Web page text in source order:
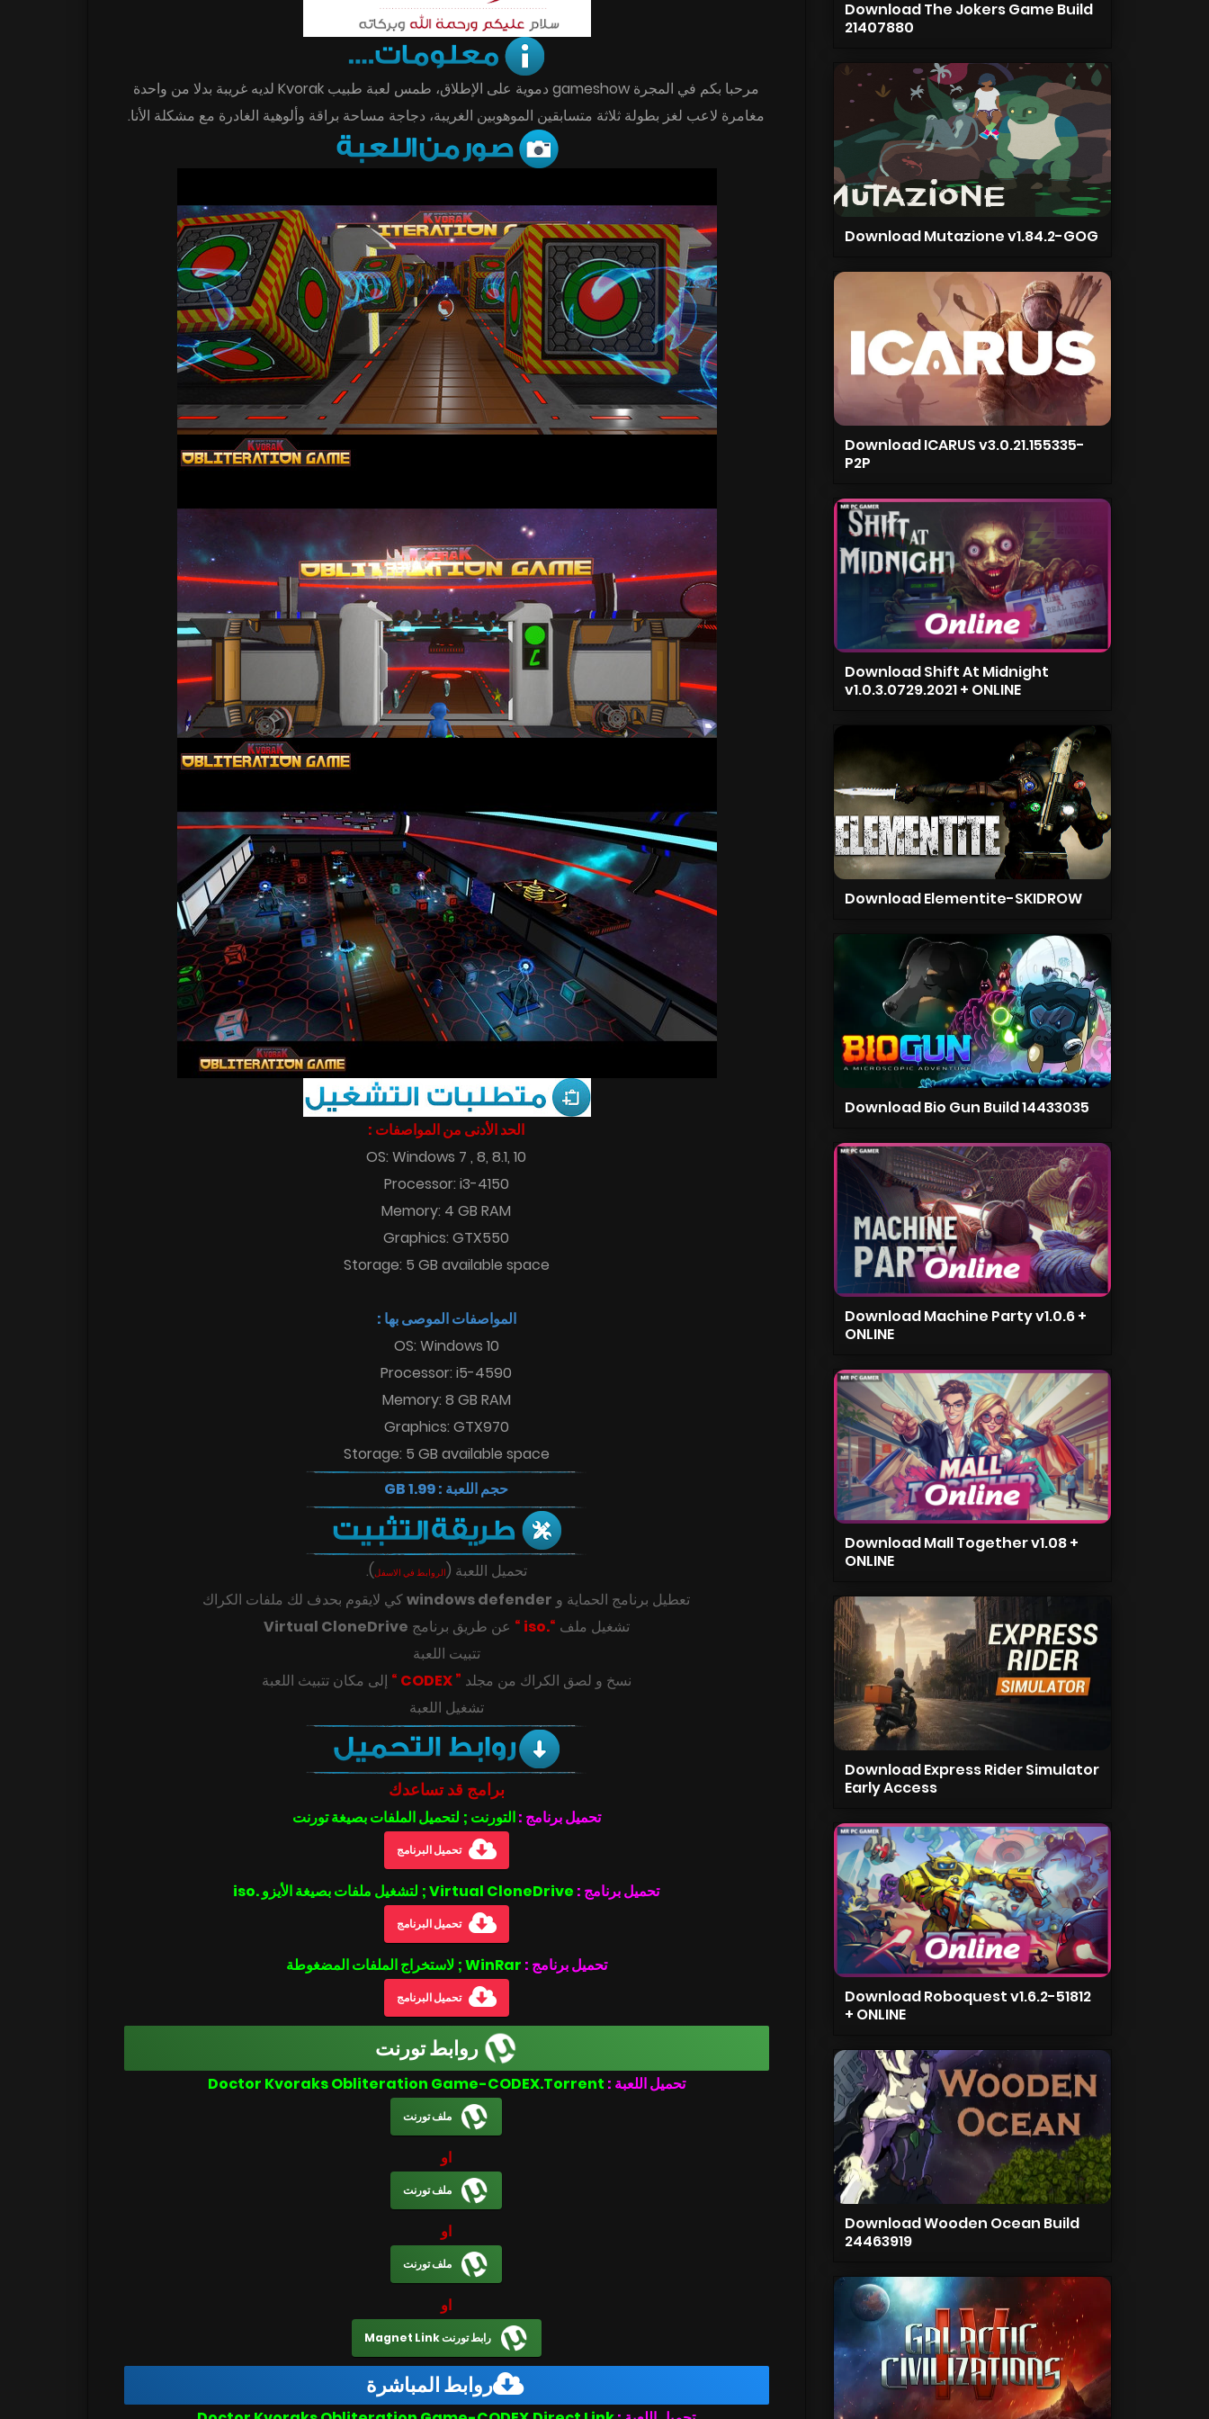
مرحبا بكم في المجرة gameshow دموية على الإطلاق، طمس لعبة طبيب Kvorak لديه غريبة بدلا من واحدة
مغامرة لاعب لغز بطولة ثلاثة متسابقين الموهوبين الغريبة، دجاجة مساحة براقة وألوهية الغادرة مع مشكلة الأنا.
الحد الأدنى من المواصفات :
OS: Windows 7 , 8, 8.1, 10
Processor: i3-4150
Memory: 4 GB RAM
Graphics: GTX550
Storage: 5 GB available space
المواصفات الموصى بها :
OS: Windows 10
Processor: i5-4590
Memory: 8 GB RAM
Graphics: GTX970
Storage: 5 GB available space
حجم اللعبة : 1.99 GB
تحميل اللعبة ( الروابط في الاسفل)
.
تعطيل برنامج الحماية و windows defenderكي لايقوم بحدف لك ملفات الكراك
تشغيل ملف “.iso “ عن طريق برنامج Virtual CloneDrive
تتبيت اللعبة
‎‫نسخ و لصق الكراك من مجلد ” CODEX “
تشغيل اللعبة
برامج قد تساعدك
تحميل برنامج :التورنت ; لتحميل الملفات بصيغة تورنت
تحميل البرنامج
تحميل برنامج : Virtual CloneDrive ; لتشغيل ملفات بصيغة الأيزو .iso
تحميل البرنامج
تحميل برنامج : WinRar ; لاستخراج الملفات المضغوطة
تحميل البرنامج
روابط تورنت
تحميل اللعبة :
ملف تورنت
او
ملف تورنت
او
ملف تورنت
او
رابط تورنت Magnet Link
روابط المباشرة
Download The Jokers Game Build
21407880
Download Mutazione v1.84.2-GOG
Download ICARUS v3.0.21.155335-
P2P
Download Shift At Midnight
v1.0.3.0729.2021 + ONLINE
Download Elementite-SKIDROW
Download Bio Gun Build 14433035
Download Machine Party v1.0.6 +
ONLINE
Download Mall Together v1.08 +
ONLINE
Download Express Rider Simulator
Early Access
Download Roboquest v1.6.2-51812
+ ONLINE
Download Wooden Ocean Build
24463919